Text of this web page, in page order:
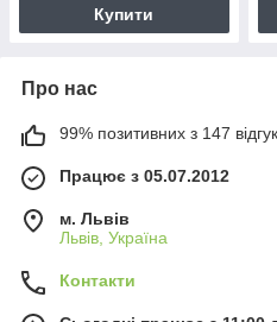
Купити
Про нас
99% позитивних з 147
Працює з 05.07.2012
м. Львів
Львів, Україна
Контакти